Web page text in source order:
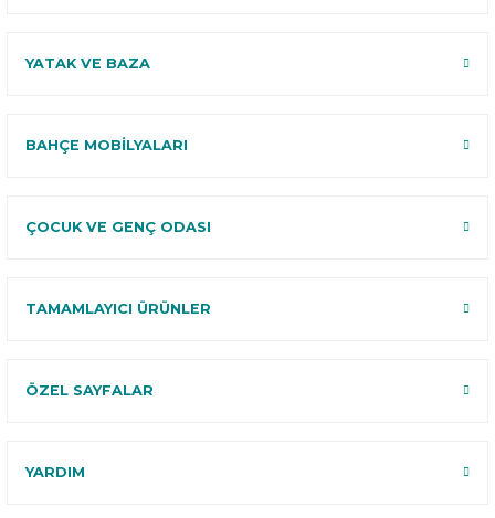
YATAK VE BAZA
BAHÇE MOBİLYALARI
ÇOCUK VE GENÇ ODASI
TAMAMLAYICI ÜRÜNLER
ÖZEL SAYFALAR
YARDIM